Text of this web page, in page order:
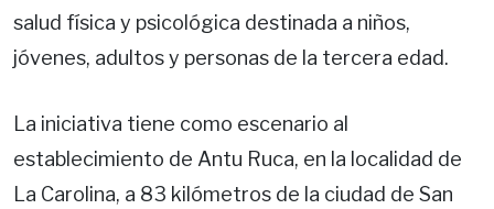
salud física y psicológica destinada a niños,
jóvenes, adultos y personas de la tercera edad.
La iniciativa tiene como escenario al
establecimiento de Antu Ruca, en la localidad de
La Carolina, a 83 kilómetros de la ciudad de San